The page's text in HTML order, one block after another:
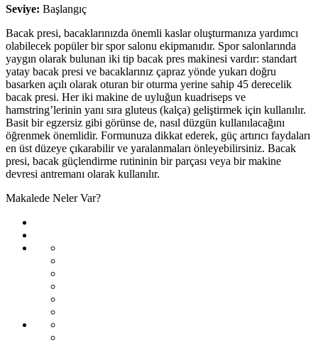
Seviye: Başlangıç
Bacak presi, bacaklarınızda önemli kaslar oluşturmanıza yardımcı
olabilecek popüler bir spor salonu ekipmanıdır. Spor salonlarında
yaygın olarak bulunan iki tip bacak pres makinesi vardır: standart
yatay bacak presi ve bacaklarınız çapraz yönde yukarı doğru
basarken açılı olarak oturan bir oturma yerine sahip 45 derecelik
bacak presi. Her iki makine de uyluğun kuadriseps ve
hamstring’lerinin yanı sıra gluteus (kalça) geliştirmek için kullanılır.
Basit bir egzersiz gibi görünse de, nasıl düzgün kullanılacağını
öğrenmek önemlidir. Formunuza dikkat ederek, güç artırıcı faydaları
en üst düzeye çıkarabilir ve yaralanmaları önleyebilirsiniz. Bacak
presi, bacak güçlendirme rutininin bir parçası veya bir makine
devresi antremanı olarak kullanılır.
Makalede Neler Var?